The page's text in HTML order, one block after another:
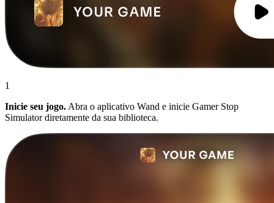
1
Inicie seu jogo. Abra o aplicativo Wand e inicie Gamer Stop
Simulator diretamente da sua biblioteca.